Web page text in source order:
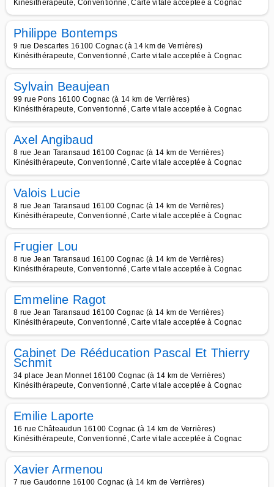
Kinésithérapeute, Conventionné, Carte vitale acceptée à Cognac
Philippe Bontemps
9 rue Descartes 16100 Cognac (à 14 km de Verrières)
Kinésithérapeute, Conventionné, Carte vitale acceptée à Cognac
Sylvain Beaujean
99 rue Pons 16100 Cognac (à 14 km de Verrières)
Kinésithérapeute, Conventionné, Carte vitale acceptée à Cognac
Axel Angibaud
8 rue Jean Taransaud 16100 Cognac (à 14 km de Verrières)
Kinésithérapeute, Conventionné, Carte vitale acceptée à Cognac
Valois Lucie
8 rue Jean Taransaud 16100 Cognac (à 14 km de Verrières)
Kinésithérapeute, Conventionné, Carte vitale acceptée à Cognac
Frugier Lou
8 rue Jean Taransaud 16100 Cognac (à 14 km de Verrières)
Kinésithérapeute, Conventionné, Carte vitale acceptée à Cognac
Emmeline Ragot
8 rue Jean Taransaud 16100 Cognac (à 14 km de Verrières)
Kinésithérapeute, Conventionné, Carte vitale acceptée à Cognac
Cabinet De Rééducation Pascal Et Thierry
Schmit
34 place Jean Monnet 16100 Cognac (à 14 km de Verrières)
Kinésithérapeute, Conventionné, Carte vitale acceptée à Cognac
Emilie Laporte
16 rue Châteaudun 16100 Cognac (à 14 km de Verrières)
Kinésithérapeute, Conventionné, Carte vitale acceptée à Cognac
Xavier Armenou
7 rue Gaudonne 16100 Cognac (à 14 km de Verrières)